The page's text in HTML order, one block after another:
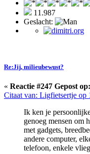
11.987
Geslacht:
Re:Jij, milieubewust?
« Reactie #247 Gepost op:
Citaat van: Ligfietsertje op
Ik ken je
genoeg mensen om
met gadgets,
andere computer,
telefoon, enkele